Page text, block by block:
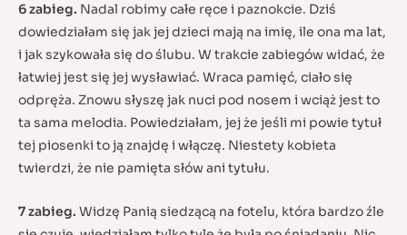
6 zabieg. Nadal robimy całe ręce i paznokcie. Dziś
dowiedziałam się jak jej dzieci mają na imię, ile ona ma lat,
i jak szykowała się do ślubu. W trakcie zabiegów widać, że
łatwiej jest się jej wysławiać. Wraca pamięć, ciało się
odpręża. Znowu słyszę jak nuci pod nosem i wciąż jest to
ta sama melodia. Powiedziałam, jej że jeśli mi powie tytuł
tej piosenki to ją znajdę i włączę. Niestety kobieta
twierdzi, że nie pamięta słów ani tytułu.
7 zabieg. Widzę Panią siedzącą na fotelu, która bardzo źle